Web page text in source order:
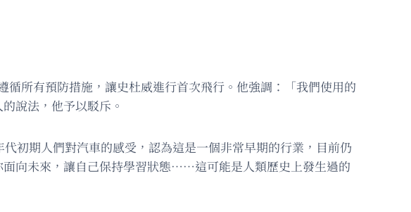
所有預防措施，讓史杜威進行首次飛行。他強調：「我們使用的
說法，他予以駁斥。
初期人們對汽車的感受，認為這是一個非常早期的行業，目前仍
向未來，讓自己保持學習狀態……這可能是人類歷史上發生過的